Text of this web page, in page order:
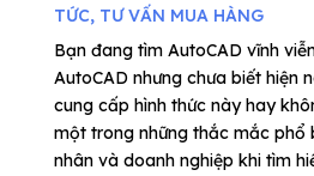
TỨC, TƯ VẤN MUA HÀNG
Bạn đang tìm AutoCAD vĩnh
AutoCAD nhưng chưa biết hiện
cung cấp hình thức này hay
một trong những thắc mắc phổ
nhân và doanh nghiệp khi tìm